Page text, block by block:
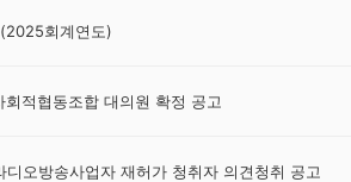
회계연도)
적협동조합 대의원 확정 공고
오방송사업자 재허가 청취자 의견청취 공고